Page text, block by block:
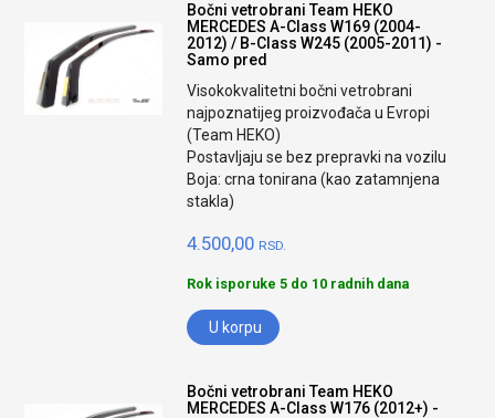
Bočni vetrobrani Team HEKO
MERCEDES A-Class W169 (2004-
2012) / B-Class W245 (2005-2011) -
Samo pred
Visokokvalitetni bočni vetrobrani
najpoznatijeg proizvođača u Evropi
(Team HEKO)
Postavljaju se bez prepravki na vozilu
Boja: crna tonirana (kao zatamnjena
stakla)
4.500,00 RSD.
Rok isporuke 5 do 10 radnih dana
U korpu
Bočni vetrobrani Team HEKO
MERCEDES A-Class W176 (2012+) -